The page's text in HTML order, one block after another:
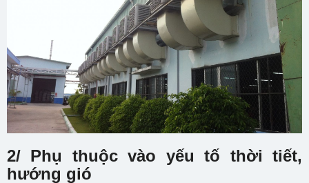
2/ Phụ thuộc vào yếu tố thời tiết,
hướng gió